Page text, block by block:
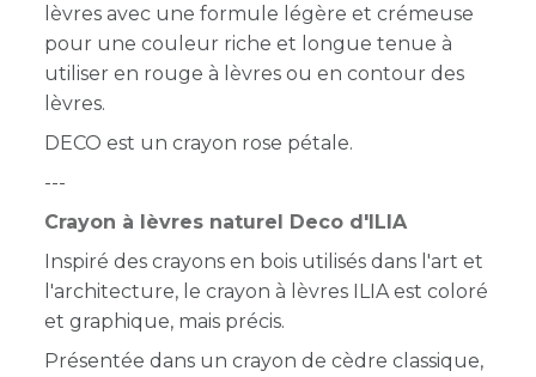
lèvres avec une formule légère et crémeuse
pour une couleur riche et longue tenue à
utiliser en rouge à lèvres ou en contour des
lèvres.
DECO est un crayon rose pétale.
---
Crayon à lèvres naturel Deco d'ILIA
Inspiré des crayons en bois utilisés dans l'art et
l'architecture, le crayon à lèvres ILIA est coloré
et graphique, mais précis.
Présentée dans un crayon de cèdre classique,